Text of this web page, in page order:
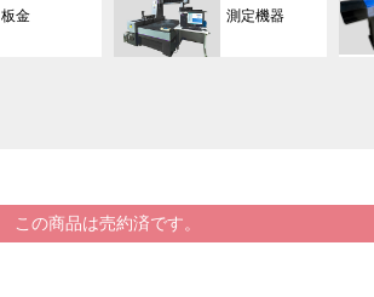
板金 測定機器
この商品は売約済です。